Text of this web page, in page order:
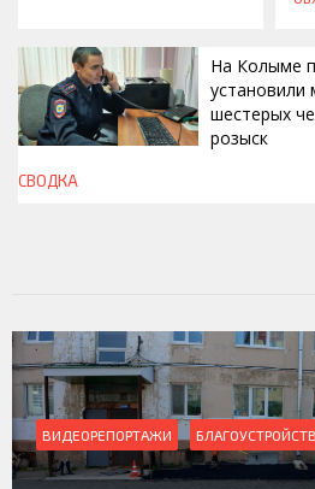
СЕГОДНЯ, 13:00
На Колыме
установили
шестерых
розыск
СВОДКА
ВИДЕОРЕПОРТАЖИ